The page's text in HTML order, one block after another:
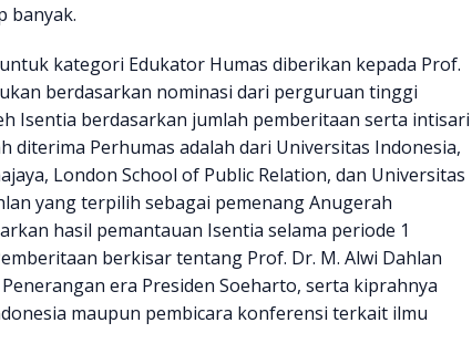
banyak.
kategori Edukator Humas diberikan kepada Prof.
berdasarkan nominasi dari perguruan tinggi
Isentia berdasarkan jumlah pemberitaan serta intisari
diterima Perhumas adalah dari Universitas Indonesia,
London School of Public Relation, dan Universitas
yang terpilih sebagai pemenang Anugerah
hasil pemantauan Isentia selama periode 1
berkisar tentang Prof. Dr. M. Alwi Dahlan
era Presiden Soeharto, serta kiprahnya
maupun pembicara konferensi terkait ilmu